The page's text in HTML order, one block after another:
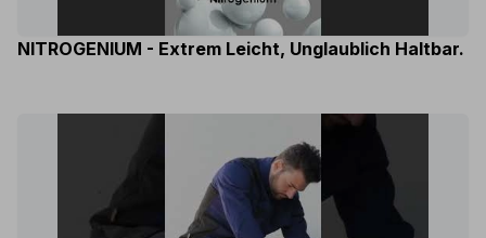
NITROGENIUM - Extrem Leicht, Unglaublich Haltbar.